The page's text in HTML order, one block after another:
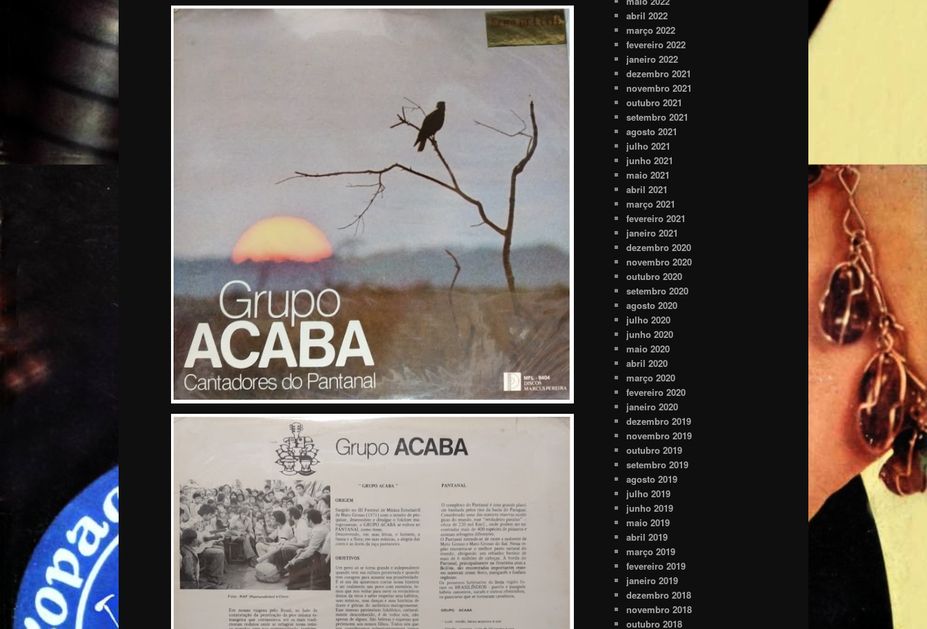
abril 2022
março 2022
fevereiro 2022
janeiro 2022
dezembro 2021
novembro 2021
outubro 2021
setembro 2021
agosto 2021
julho 2021
junho 2021
maio 2021
abril 2021
março 2021
fevereiro 2021
janeiro 2021
dezembro 2020
novembro 2020
outubro 2020
setembro 2020
agosto 2020
julho 2020
junho 2020
maio 2020
abril 2020
março 2020
fevereiro 2020
janeiro 2020
dezembro 2019
novembro 2019
outubro 2019
setembro 2019
agosto 2019
julho 2019
junho 2019
maio 2019
abril 2019
março 2019
fevereiro 2019
janeiro 2019
dezembro 2018
novembro 2018
outubro 2018